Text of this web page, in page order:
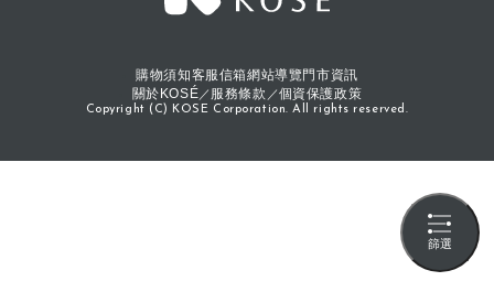
篩選
購物須知客服信箱網站導覽門市資訊
關於KOSÉ
服務條款 個資保護政策
Copyright (C) KOSE Corporation. All rights reserved.